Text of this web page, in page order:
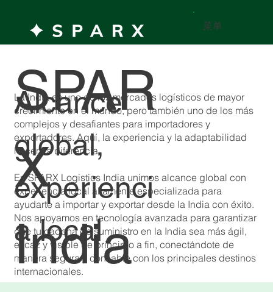
菜单
SPAR
X
India
Alcance
global,
experienci
a local
La India es uno de los mercados logísticos de mayor
crecimiento en el mundo, pero también uno de los más
complejos y desafiantes para importadores y
exportadores. Aquí, la experiencia y la adaptabilidad
hacen la diferencia.
En SPARX Logistics India unimos alcance global con
experiencia local altamente especializada para
ayudarte a importar y exportar desde la India con éxito.
Nos apoyamos en tecnología avanzada para garantizar
que tu cadena de suministro en la India sea más ágil,
eficaz y visible de principio a fin, conectándote de
manera segura y confiable con los principales destinos
internacionales.